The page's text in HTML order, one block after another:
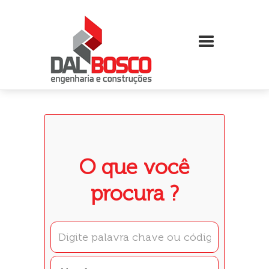
O que você
procura ?